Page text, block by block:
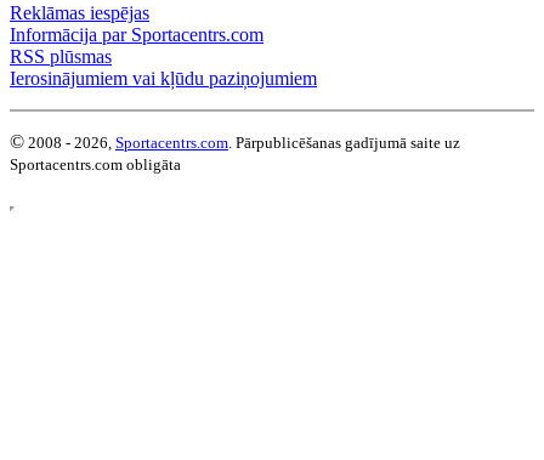
Reklāmas iespējas
Informācija par Sportacentrs.com
RSS plūsmas
Ierosinājumiem vai kļūdu paziņojumiem
© 2008 - 2026, Sportacentrs.com . Pārpublicēšanas gadījumā saite uz
Sportacentrs.com obligāta